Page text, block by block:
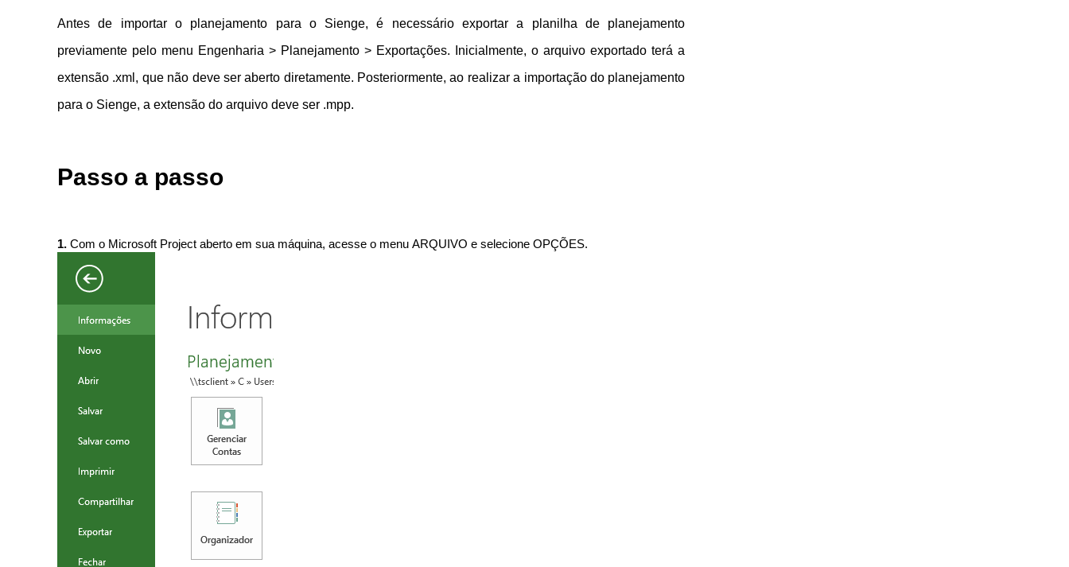
Antes de importar o planejamento para o Sienge, é necessário exportar a planilha de planejamento
previamente pelo menu Engenharia > Planejamento > Exportações. Inicialmente, o arquivo exportado terá a
extensão .xml, que não deve ser aberto diretamente. Posteriormente, ao realizar a importação do planejamento
para o Sienge, a extensão do arquivo deve ser .mpp.
Passo a passo
1. Com o Microsoft Project aberto em sua máquina, acesse o menu ARQUIVO e selecione OPÇÕES.